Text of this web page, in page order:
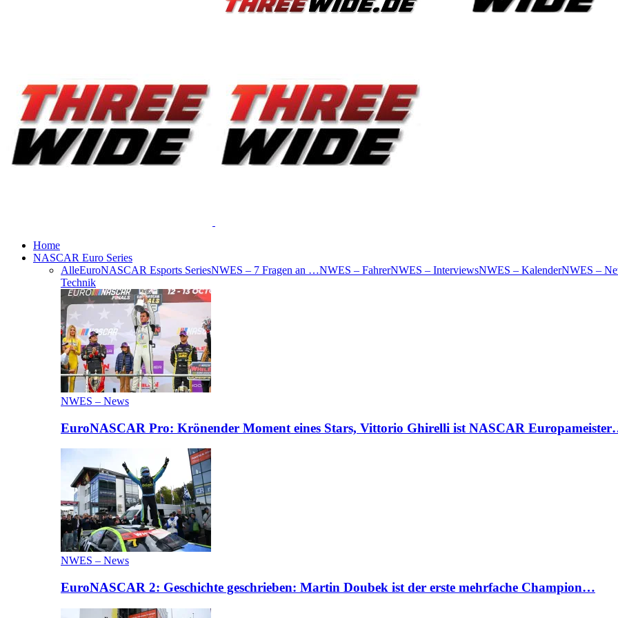
Home
NASCAR Euro Series
AlleEuroNASCAR Esports SeriesNWES – 7 Fragen an …NWES – FahrerNWES – InterviewsNWES – KalenderNWES –
Technik
NWES – News
EuroNASCAR Pro: Krönender Moment eines Stars, Vittorio Ghirelli ist NASCAR
NWES – News
EuroNASCAR 2: Geschichte geschrieben: Martin Doubek ist der erste mehrfache Champion…